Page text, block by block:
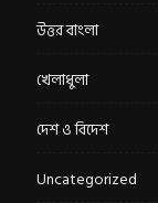
উত্তর বাংলা
খেলাধুলা
দেশ ও বিদেশ
Uncategorized